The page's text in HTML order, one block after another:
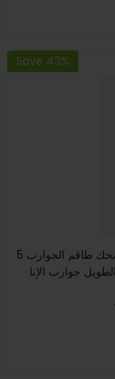
Save 43%
5 أزواج من جوارب هابي الشريط الرجال القطن مضحك طاقم الجوارب
جوارب الإنا